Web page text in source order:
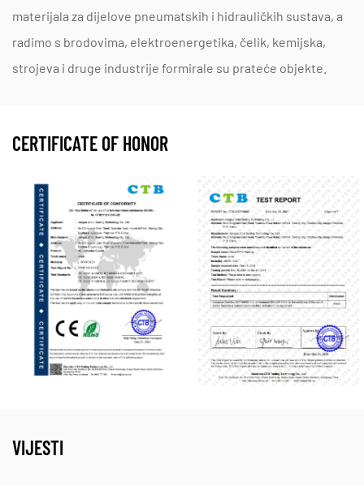
materijala za dijelove pneumatskih i hidrauličkih sustava, a
radimo s brodovima, elektroenergetika, čelik, kemijska,
strojeva i druge industrije formirale su prateće objekte.
CERTIFICATE OF HONOR
VIJESTI